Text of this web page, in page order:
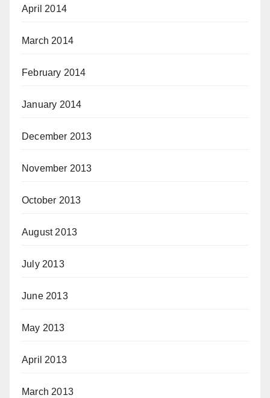
April 2014
March 2014
February 2014
January 2014
December 2013
November 2013
October 2013
August 2013
July 2013
June 2013
May 2013
April 2013
March 2013